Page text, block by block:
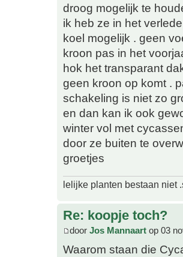
droog mogelijk te
ik heb ze in het
koel mogelijk . geen
kroon pas in het
hok het transparant
geen kroon op komt .
schakeling is niet zo
en dan kan ik ook
winter vol met
door ze buiten te
groetjes
lelijke planten bestaan niet
Re: koopje toch?
door Jos Mannaart op 03
Waarom staan die